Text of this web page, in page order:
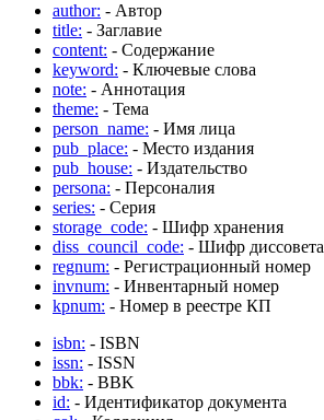
author: - Автор
title: - Заглавие
content: - Содержание
keyword: - Ключевые слова
note: - Аннотация
theme: - Тема
person_name: - Имя лица
pub_place: - Место издания
pub_house: - Издательство
persona: - Персоналия
series: - Серия
storage_code: - Шифр хранения
diss_council_code: - Шифр диссовета
regnum: - Регистрационный номер
invnum: - Инвентарный номер
kpnum: - Номер в реестре КП
isbn: - ISBN
issn: - ISSN
bbk: - BBK
id: - Идентификатор документа